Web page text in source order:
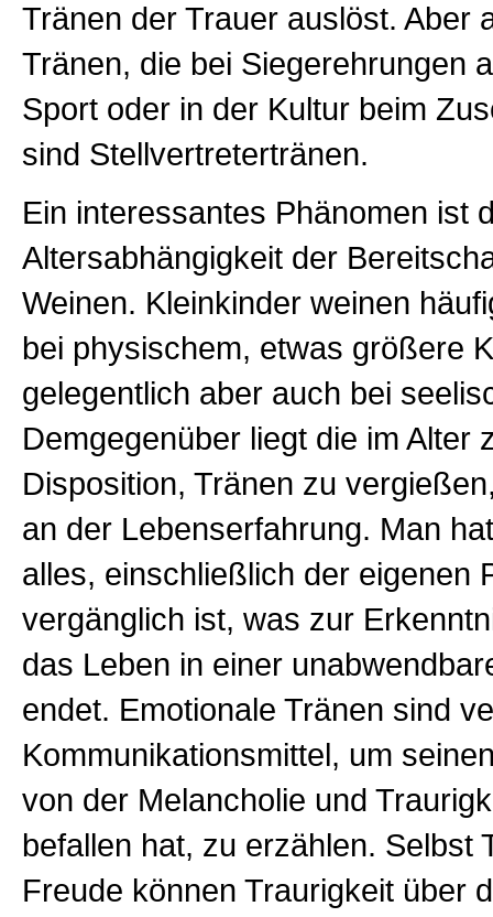
Tränen der Trauer auslöst. Aber
Tränen, die bei Siegerehrungen
Sport oder in der Kultur beim
sind Stellvertretertränen.
Ein interessantes Phänomen ist
Altersabhängigkeit der
Weinen. Kleinkinder weinen
bei physischem, etwas größere
gelegentlich aber auch bei
Demgegenüber liegt die im Alter
Disposition, Tränen zu
an der Lebenserfahrung. Man
alles, einschließlich der eigenen
vergänglich ist, was zur
das Leben in einer
endet. Emotionale Tränen sind
Kommunikationsmittel, um
von der Melancholie und
befallen hat, zu erzählen. Selbst
Freude können Traurigkeit über